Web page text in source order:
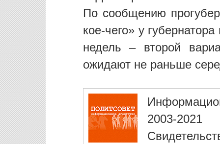
По сообщению
кое-чего» у
недель – второй
ожидают не раньше
2003-2021